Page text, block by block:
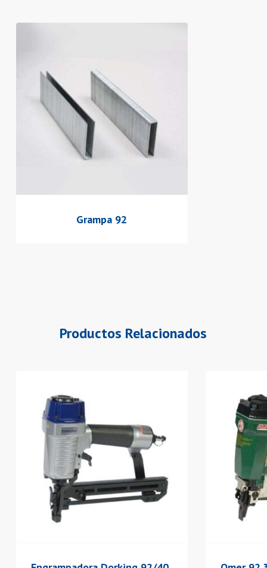
Grampa 92
Productos Relacionados